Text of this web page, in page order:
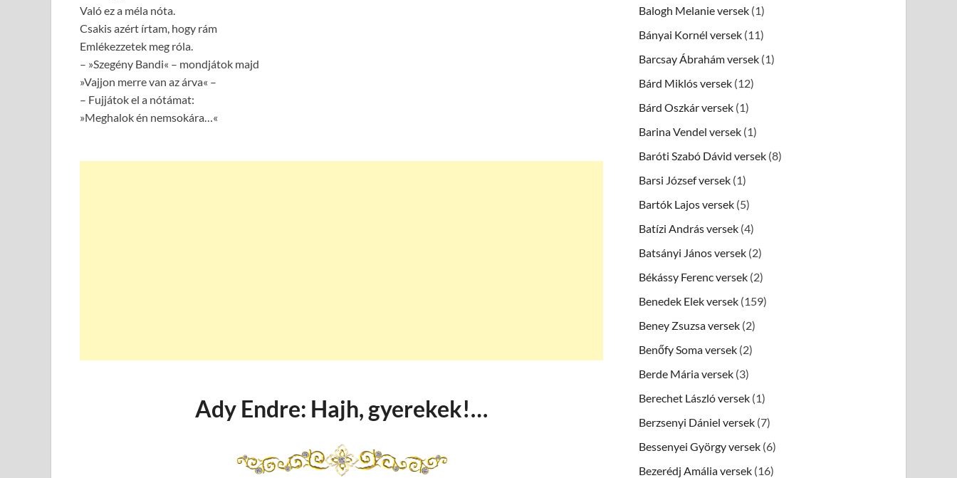
Való ez a méla nóta.
Csakis azért írtam, hogy rám
Emlékezzetek meg róla.
– »Szegény Bandi« – mondjátok majd
»Vajjon merre van az árva« –
– Fujjátok el a nótámat:
»Meghalok én nemsokára…«
Ady Endre: Hajh, gyerekek!…
Balogh Melanie versek (1)
Bányai Kornél versek (11)
Barcsay Ábrahám versek (1)
Bárd Miklós versek (12)
Bárd Oszkár versek (1)
Barina Vendel versek (1)
Baróti Szabó Dávid versek (8)
Barsi József versek (1)
Bartók Lajos versek (5)
Batízi András versek (4)
Batsányi János versek (2)
Békássy Ferenc versek (2)
Benedek Elek versek (159)
Beney Zsuzsa versek (2)
Benőfy Soma versek (2)
Berde Mária versek (3)
Berechet László versek (1)
Berzsenyi Dániel versek (7)
Bessenyei György versek (6)
Bezerédj Amália versek (16)